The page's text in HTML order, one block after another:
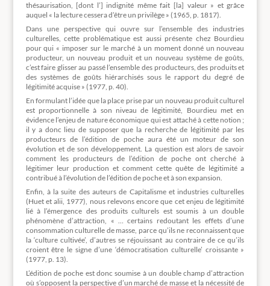
thésaurisation, [dont l’] indignité même fait [la] valeur » et grâce
auquel « la lecture cessera d’être un privilège » (1965, p. 1817).
Dans une perspective qui ouvre sur l’ensemble des industries
culturelles, cette problématique est aussi présente chez Bourdieu
pour qui « imposer sur le marché à un moment donné un nouveau
producteur, un nouveau produit et un nouveau système de goûts,
c’est faire glisser au passé l’ensemble des producteurs, des produits et
des systèmes de goûts hiérarchisés sous le rapport du degré de
légitimité acquise » (1977, p. 40).
En formulant l’idée que la place prise par un nouveau produit culturel
est proportionnelle à son niveau de légitimité, Bourdieu met en
évidence l’enjeu de nature économique qui est attaché à cette notion ;
il y a donc lieu de supposer que la recherche de légitimité par les
producteurs de l’édition de poche aura été un moteur de son
évolution et de son développement. La question est alors de savoir
comment les producteurs de l’édition de poche ont cherché à
légitimer leur production et comment cette quête de légitimité a
contribué à l’évolution de l’édition de poche et à son expansion.
Enfin, à la suite des auteurs de Capitalisme et industries culturelles
(Huet et alii, 1977), nous relevons encore que cet enjeu de légitimité
lié à l’émergence des produits culturels est soumis à un double
phénomène d’attraction, « … certains redoutant les effets d’une
consommation culturelle de masse, parce qu’ils ne reconnaissent que
la ‘culture cultivée’, d’autres se réjouissant au contraire de ce qu’ils
croient être le signe d’une ‘démocratisation culturelle’ croissante »
(1977, p. 13).
L’édition de poche est donc soumise à un double champ d’attraction
où s’opposent la perspective d’un marché de masse et la nécessité de